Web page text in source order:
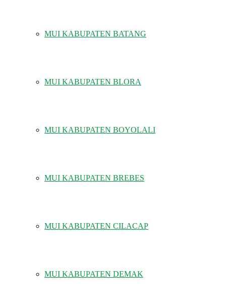
MUI KABUPATEN BATANG
MUI KABUPATEN BLORA
MUI KABUPATEN BOYOLALI
MUI KABUPATEN BREBES
MUI KABUPATEN CILACAP
MUI KABUPATEN DEMAK